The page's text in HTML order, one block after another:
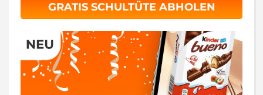
GRATIS SCHULTÜTE ABHOLEN